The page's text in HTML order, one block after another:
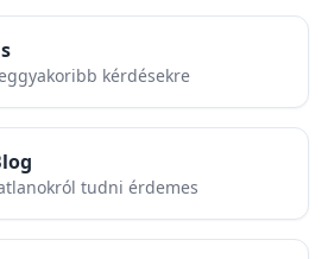
kérdésekre
tudni érdemes